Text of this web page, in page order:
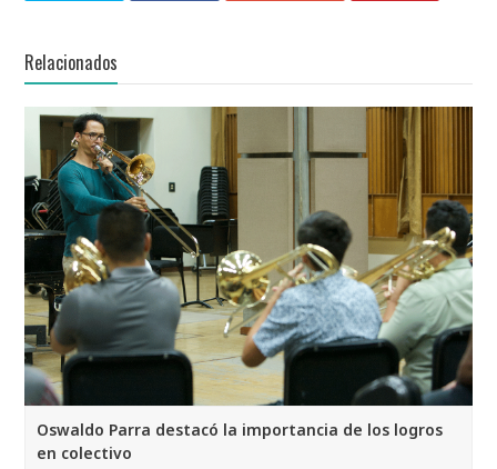
Relacionados
Oswaldo Parra destacó la importancia de los logros
en colectivo